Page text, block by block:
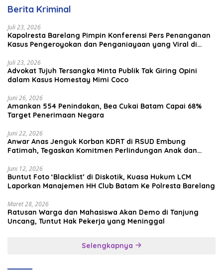
Berita Kriminal
Juli 23, 2026
Kapolresta Barelang Pimpin Konferensi Pers Penanganan
Kasus Pengeroyokan dan Penganiayaan yang Viral di
Juli 23, 2026
Advokat Tujuh Tersangka Minta Publik Tak Giring Opini
dalam Kasus Homestay Mimi Coco
Juni 26, 2026
Amankan 554 Penindakan, Bea Cukai Batam Capai 68%
Target Penerimaan Negara
Juni 22, 2026
Anwar Anas Jenguk Korban KDRT di RSUD Embung
Fatimah, Tegaskan Komitmen Perlindungan Anak dan
Juni 12, 2026
Buntut Foto ‘Blacklist’ di Diskotik, Kuasa Hukum LCM
Laporkan Manajemen HH Club Batam Ke Polresta Barelang
Maret 28, 2026
Ratusan Warga dan Mahasiswa Akan Demo di Tanjung
Uncang, Tuntut Hak Pekerja yang Meninggal
Selengkapnya